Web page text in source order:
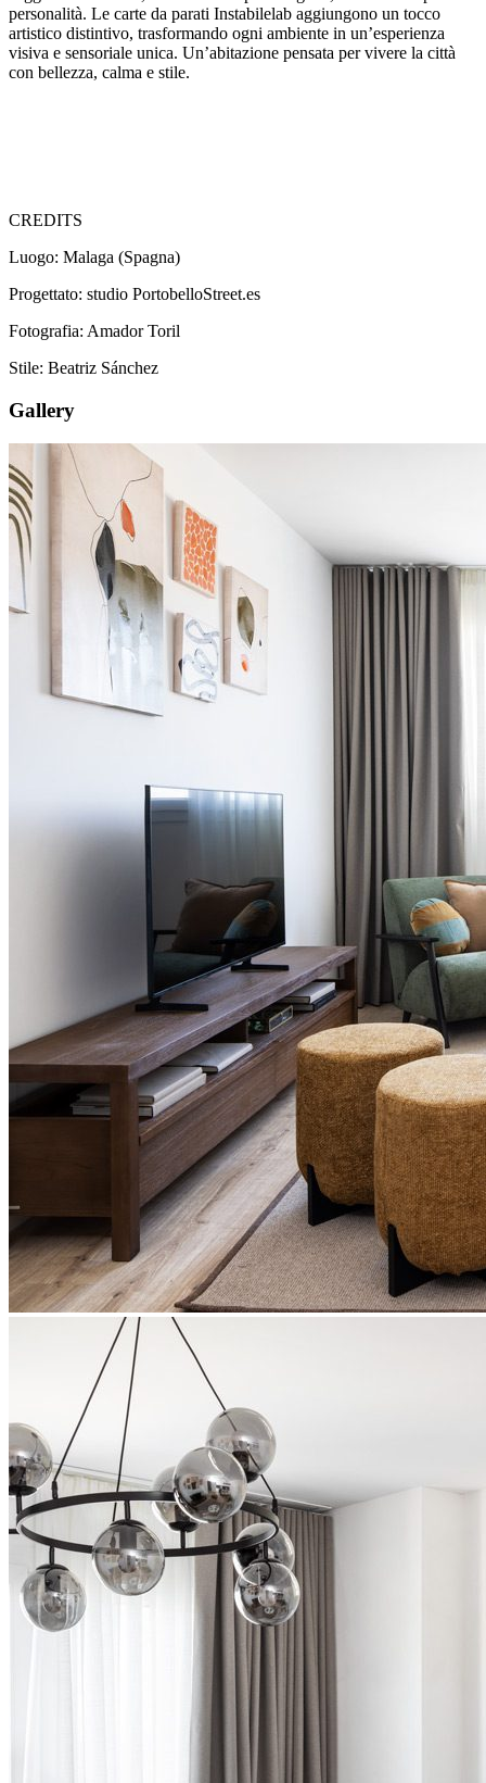
personalità. Le carte da parati Instabilelab aggiungono un tocco
artistico distintivo, trasformando ogni ambiente in un’esperienza
visiva e sensoriale unica. Un’abitazione pensata per vivere la città
con bellezza, calma e stile.
CREDITS
Luogo: Malaga (Spagna)
Progettato: studio PortobelloStreet.es
Fotografia: Amador Toril
Stile: Beatriz Sánchez
Gallery